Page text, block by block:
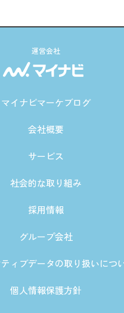
運営会社
マイナビマーケブログ
会社概要
サービス
社会的な取り組み
採用情報
グループ会社
ィブデータの取り扱いにつ
個人情報保護方針